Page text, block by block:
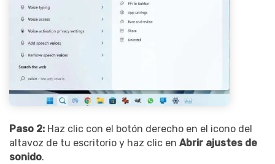
Paso 2: Haz clic con el botón derecho en el icono del
altavoz de tu escritorio y haz clic en Abrir ajustes de
sonido.